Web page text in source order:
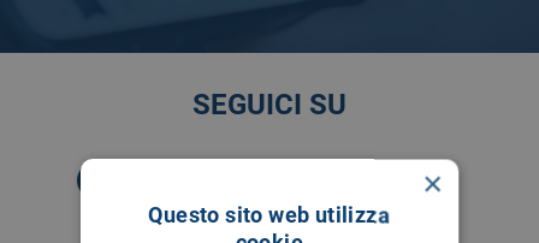
SEGUICI SU
×
Questo sito web utilizza